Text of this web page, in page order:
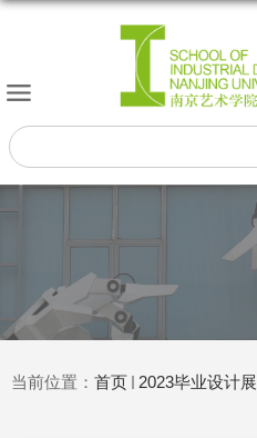
当前位置： 首页 2023毕业设计展